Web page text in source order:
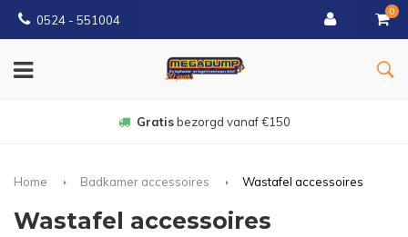
0524 - 551004
0
Gratisbezorgd vanaf €150
Home Badkamer accessoires Wastafel accessoires
Wastafel accessoires